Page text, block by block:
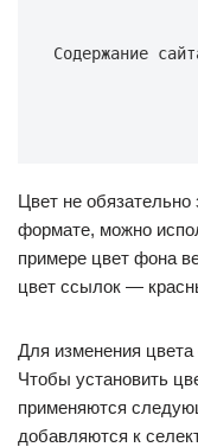
Содержание
Цвет не
формате, можно
примере цвет фона
цвет ссылок —
Для изменения
Чтобы установить
применяются
добавляются к